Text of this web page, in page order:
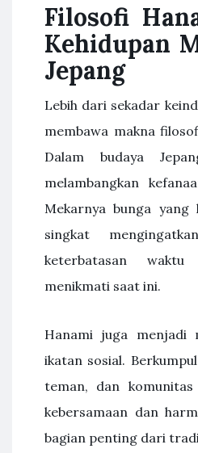
Filosofi
Kehidupan
Jepang
Lebih dari sekadar
membawa makna
Dalam budaya
melambangkan
Mekarnya bunga yang
singkat
keterbatasan
menikmati saat ini.
Hanami juga menjadi
ikatan sosial.
teman, dan
kebersamaan dan
bagian penting dari